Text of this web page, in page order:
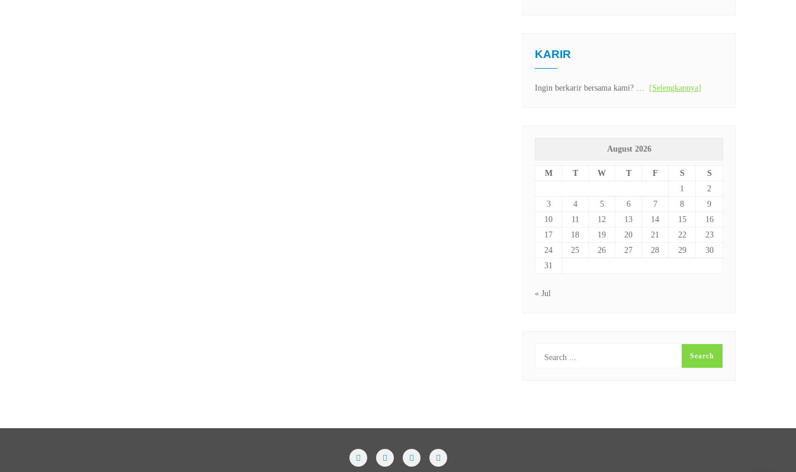
KARIR
Ingin berkarir bersama kami? … [Selengkapnya]
August 2026
M T W T F S
S
1
2
3
4 5 6 7 8
9
10
11 12 13 14 15
16
17
18 19 20 21 22
23
24
25 26 27 28 29
30
31
« Jul